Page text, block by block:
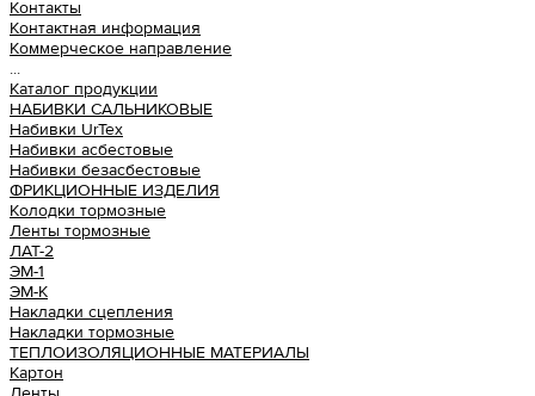
Контакты
Контактная информация
Коммерческое направление
...
Каталог продукции
НАБИВКИ САЛЬНИКОВЫЕ
Набивки UrTex
Набивки асбестовые
Набивки безасбестовые
ФРИКЦИОННЫЕ ИЗДЕЛИЯ
Колодки тормозные
Ленты тормозные
ЛАТ-2
ЭМ-1
ЭМ-К
Накладки сцепления
Накладки тормозные
ТЕПЛОИЗОЛЯЦИОННЫЕ МАТЕРИАЛЫ
Картон